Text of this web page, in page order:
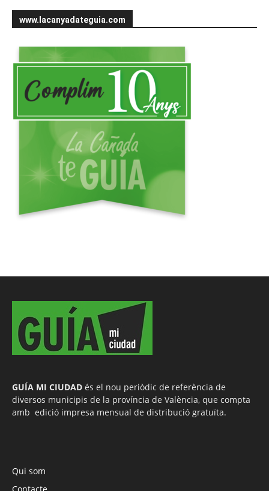
www.lacanyadateguia.com
GUÍA MI CIUDAD és el nou periòdic de referència de
diversos municipis de la província de València, que compta
amb edició impresa mensual de distribució gratuïta.
Qui som